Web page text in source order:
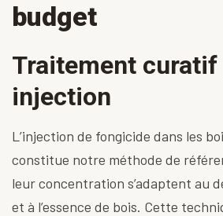
budget
Traitement curatif
injection
L’injection de fongicide dans les
constitue notre méthode de
leur concentration s’adaptent au
et à l’essence de bois. Cette